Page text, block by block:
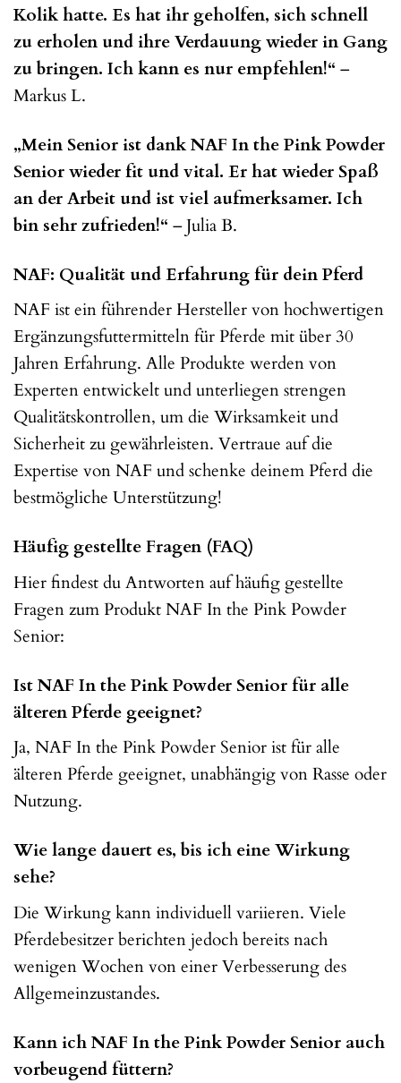
Kolik hatte. Es hat ihr geholfen, sich schnell
zu erholen und ihre Verdauung wieder in Gang
zu bringen. Ich kann es nur empfehlen!“ –
Markus L.
„Mein Senior ist dank NAF In the Pink Powder
Senior wieder fit und vital. Er hat wieder Spaß
an der Arbeit und ist viel aufmerksamer. Ich
bin sehr zufrieden!“ – Julia B.
NAF: Qualität und Erfahrung für dein Pferd
NAF ist ein führender Hersteller von hochwertigen
Ergänzungsfuttermitteln für Pferde mit über 30
Jahren Erfahrung. Alle Produkte werden von
Experten entwickelt und unterliegen strengen
Qualitätskontrollen, um die Wirksamkeit und
Sicherheit zu gewährleisten. Vertraue auf die
Expertise von NAF und schenke deinem Pferd die
bestmögliche Unterstützung!
Häufig gestellte Fragen (FAQ)
Hier findest du Antworten auf häufig gestellte
Fragen zum Produkt NAF In the Pink Powder
Senior:
Ist NAF In the Pink Powder Senior für alle
älteren Pferde geeignet?
Ja, NAF In the Pink Powder Senior ist für alle
älteren Pferde geeignet, unabhängig von Rasse oder
Nutzung.
Wie lange dauert es, bis ich eine Wirkung
sehe?
Die Wirkung kann individuell variieren. Viele
Pferdebesitzer berichten jedoch bereits nach
wenigen Wochen von einer Verbesserung des
Allgemeinzustandes.
Kann ich NAF In the Pink Powder Senior auch
vorbeugend füttern?